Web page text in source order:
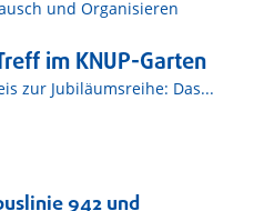
und Organisieren
im KNUP-Garten
zur Jubiläumsreihe: Das...